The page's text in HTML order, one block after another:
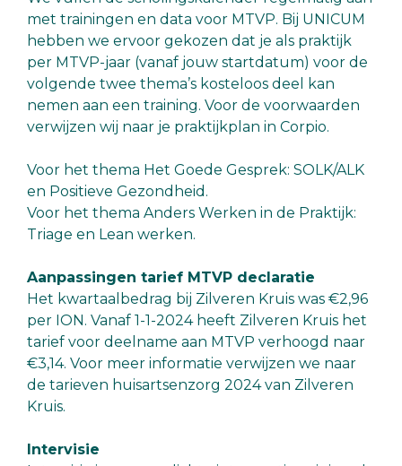
met trainingen en data voor MTVP. Bij UNICUM
hebben we ervoor gekozen dat je als praktijk
per MTVP-jaar (vanaf jouw startdatum) voor de
volgende twee thema’s kosteloos deel kan
nemen aan een training. Voor de voorwaarden
verwijzen wij naar je praktijkplan in Corpio.
Voor het thema Het Goede Gesprek: SOLK/ALK
en Positieve Gezondheid.
Voor het thema Anders Werken in de Praktijk:
Triage en Lean werken.
Aanpassingen tarief MTVP declaratie
Het kwartaalbedrag bij Zilveren Kruis was €2,96
per ION. Vanaf 1-1-2024 heeft Zilveren Kruis het
tarief voor deelname aan MTVP verhoogd naar
€3,14. Voor meer informatie verwijzen we naar
de tarieven huisartsenzorg 2024 van Zilveren
Kruis.
Intervisie